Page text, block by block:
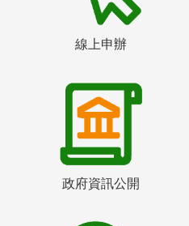
線上申辦
政府資訊公開